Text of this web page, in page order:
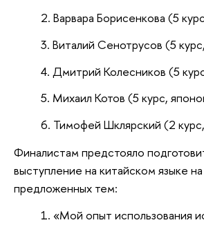
Варвара Борисенкова (5
Виталий Сенотрусов (5
Дмитрий Колесников (5
Михаил Котов (5 курс,
Тимофей Шклярский (2
Финалистам предстояло
выступление на китайском языке
предложенных тем:
«Мой опыт использования